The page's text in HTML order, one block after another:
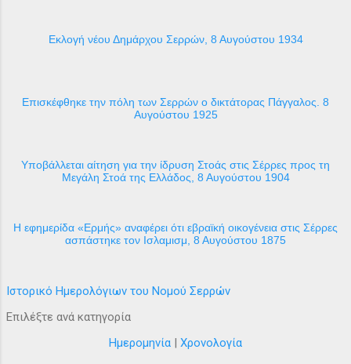
Εκλογή νέου Δημάρχου Σερρών, 8 Αυγούστου 1934
Επισκέφθηκε την πόλη των Σερρών ο δικτάτορας Πάγγαλος. 8
Αυγούστου 1925
Υποβάλλεται αίτηση για την ίδρυση Στοάς στις Σέρρες προς τη
Μεγάλη Στοά της Ελλάδος, 8 Αυγούστου 1904
H εφημερίδα «Ερμής» αναφέρει ότι εβραϊκή οικογένεια στις Σέρρες
ασπάστηκε τον Ισλαμισμ, 8 Αυγούστου 1875
Ιστορικό Ημερολόγιων του Νομού Σερρών
Επιλέξτε ανά κατηγορία
Ημερομηνία | Χρονολογία